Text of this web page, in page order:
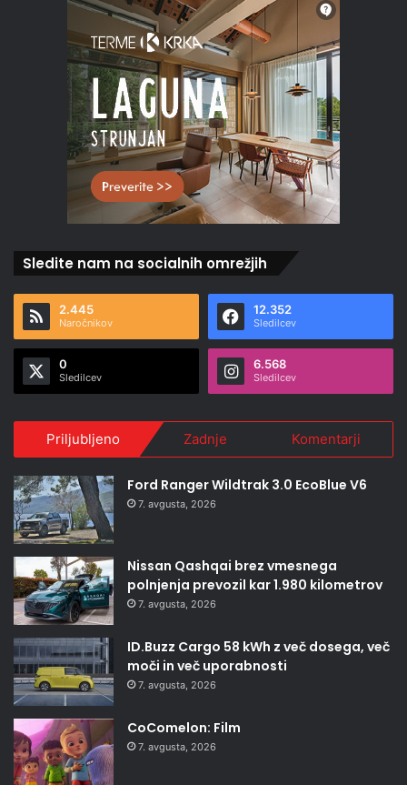
Sledite nam na socialnih omrežjih
2.445
Naročnikov
12.352
Sledilcev
0
Sledilcev
6.568
Sledilcev
Priljubljeno Zadnje Komentarji
Ford Ranger Wildtrak 3.0 EcoBlue V6
7. avgusta, 2026
Nissan Qashqai brez vmesnega
polnjenja prevozil kar 1.980 kilometrov
7. avgusta, 2026
ID.Buzz Cargo 58 kWh z več dosega, več
moči in več uporabnosti
7. avgusta, 2026
CoComelon: Film
7. avgusta, 2026